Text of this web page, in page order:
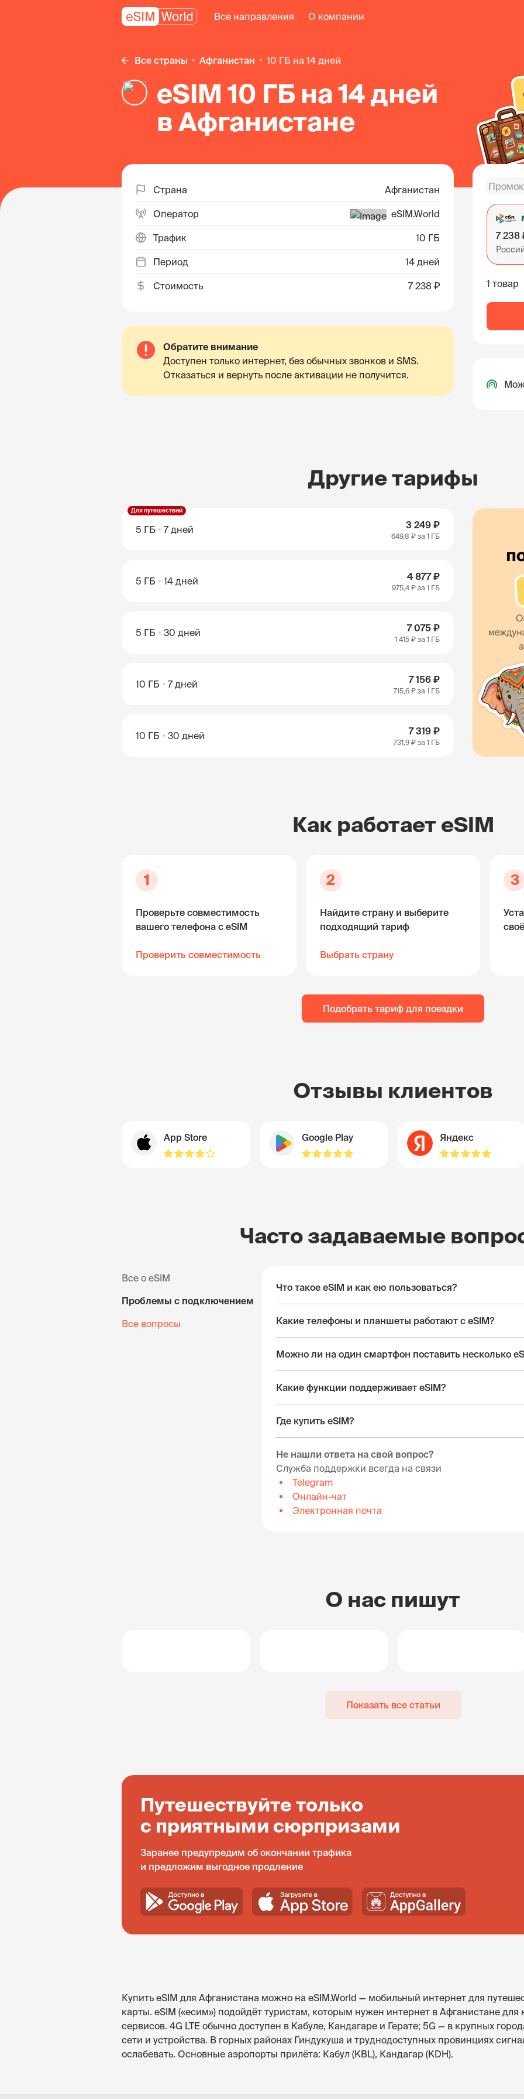
Все направления О компании
Все страны Афганистан 10 ГБ на 14 дней
eSIM 10 ГБ на 14 дней
в Афганистане
Страна Афганистан
Оператор eSIM.World
Трафик 10 ГБ
Период 14 дней
Стоимость 7 238 ₽
Обратите внимание
Доступен только интернет, без обычных звонков и SMS.
Отказаться и вернуть после активации не получится.
7 238
1 товар
Другие тарифы
Для путешествий
5 ГБ 7 дней 3 249 ₽
649,8 ₽ за 1 ГБ
5 ГБ 14 дней 4 877 ₽
975,4 ₽ за 1 ГБ
5 ГБ 30 дней 7 075 ₽
1 415 ₽ за 1 ГБ
10 ГБ 7 дней 7 156 ₽
715,6 ₽ за 1 ГБ
10 ГБ 30 дней 7 319 ₽
731,9 ₽ за 1 ГБ
Как работает eSIM
1
Проверьте совместимость
вашего телефона с eSIM
Проверить совместимость
2
Найдите страну и выберите
подходящий тариф
Выбрать страну
3
Подобрать тариф для поездки
Отзывы клиентов
App Store Google Play Яндекс
Часто задаваемые
Все о eSIM
Проблемы с подключением
Все вопросы
Что такое eSIM и как ею пользоваться?
Какие телефоны и планшеты работают с eSIM?
Можно ли на один смартфон поставить несколько
Какие функции поддерживает eSIM?
Где купить eSIM?
Не нашли ответа на свой вопрос?
Служба поддержки всегда на связи
Telegram
Онлайн-чат
Электронная почта
О нас пишут
Показать все статьи
Путешествуйте только
с приятными сюрпризами
Заранее предупредим об окончании трафика
и предложим выгодное продление
Купить eSIM для Афганистана можно на eSIM.World — мобильный интернет для
карты. eSIM («есим») подойдёт туристам, которым нужен интернет в Афганистане
сервисов. 4G LTE обычно доступен в Кабуле, Кандагаре и Герате; 5G — в крупных
сети и устройства. В горных районах Гиндукуша и труднодоступных провинциях
ослабевать. Основные аэропорты прилёта: Кабул (KBL), Кандагар (KDH).